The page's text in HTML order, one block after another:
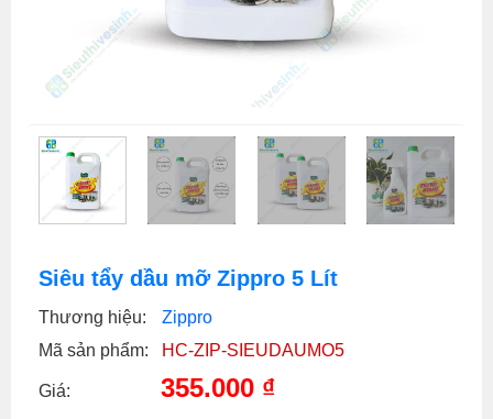
Siêu tẩy dầu mỡ Zippro 5 Lít
Thương hiệu:
Zippro
Mã sản phẩm:
HC-ZIP-SIEUDAUMO5
Giá: 355.000 ₫